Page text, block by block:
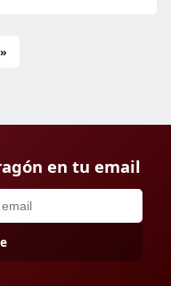
»
en tu email